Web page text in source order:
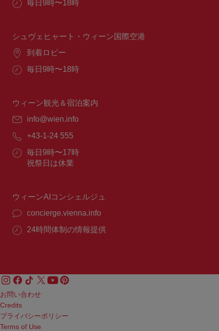
営
間：
毎日9時〜18時
シュヴェヒャート・ウィーン国際空港
場
到着ロビー
営
間：
毎日9時〜18時
ウィーン観光＆宿泊案内
E
ー
ル：
info@wien.info
電
番
号：
+43-1-24 555
営
業
毎日9時〜17時
祝祭日は休業
ウィーンAIコンシェルジュ
concierge.vienna.info
24時間体制の情報提供
お問い合わせ
Credits
プライバシーポリシー
Terms of Use